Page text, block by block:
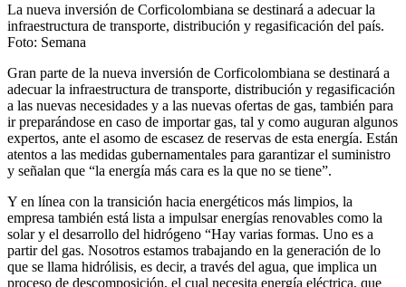
La nueva inversión de Corficolombiana se destinará a adecuar la
infraestructura de transporte, distribución y regasificación del país.
Foto: Semana
Gran parte de la nueva inversión de Corficolombiana se destinará a
adecuar la infraestructura de transporte, distribución y regasificación
a las nuevas necesidades y a las nuevas ofertas de gas, también para
ir preparándose en caso de importar gas, tal y como auguran algunos
expertos, ante el asomo de escasez de reservas de esta energía. Están
atentos a las medidas gubernamentales para garantizar el suministro
y señalan que “la energía más cara es la que no se tiene”.
Y en línea con la transición hacia energéticos más limpios, la
empresa también está lista a impulsar energías renovables como la
solar y el desarrollo del hidrógeno “Hay varias formas. Uno es a
partir del gas. Nosotros estamos trabajando en la generación de lo
que se llama hidrólisis, es decir, a través del agua, que implica un
proceso de descomposición, el cual necesita energía eléctrica, que